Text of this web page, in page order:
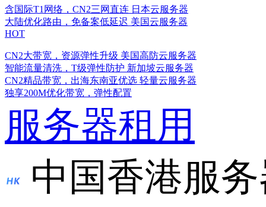
含国际T1网络，CN2三网直连 日本云服务器
大陆优化路由，免备案低延迟 美国云服务器
HOT
CN2大带宽，资源弹性升级 美国高防云服务器
智能流量清洗，T级弹性防护 新加坡云服务器
CN2精品带宽，出海东南亚优选 轻量云服务器
独享200M优化带宽，弹性配置
服务器租用
中国香港服